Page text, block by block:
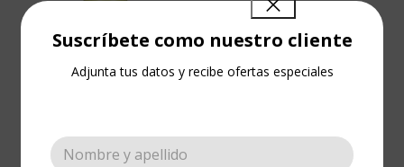
Suscríbete como nuestro cliente
Adjunta tus datos y recibe ofertas especiales
Amarillo 2 onzas